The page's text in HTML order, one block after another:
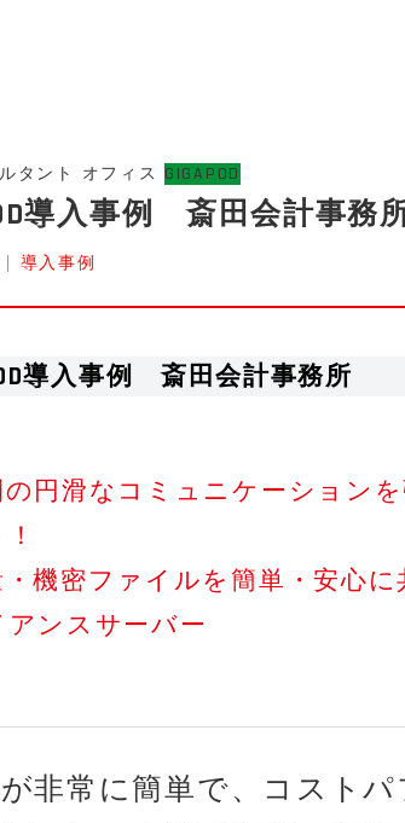
タント オフィス GIGAPOD
導入事例 斎田会計事務
導入事例
導入事例 斎田会計事務所
の円滑なコミュニケーション
・機密ファイルを簡単・安心に
アンスサーバー
が非常に簡単で、コスト